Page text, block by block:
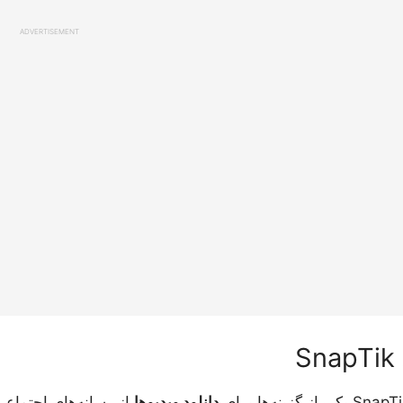
ADVERTISEMENT